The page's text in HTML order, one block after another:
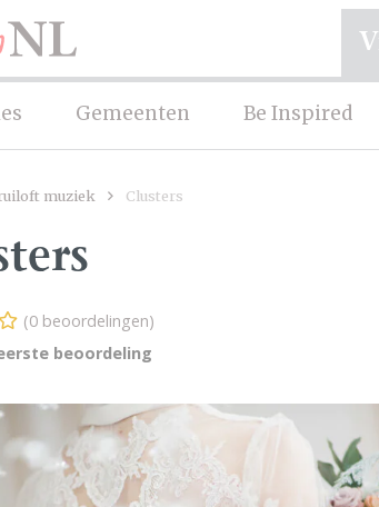
Gemeenten Be Inspired
muziek Clusters
(0 beoordelingen)
beoordeling